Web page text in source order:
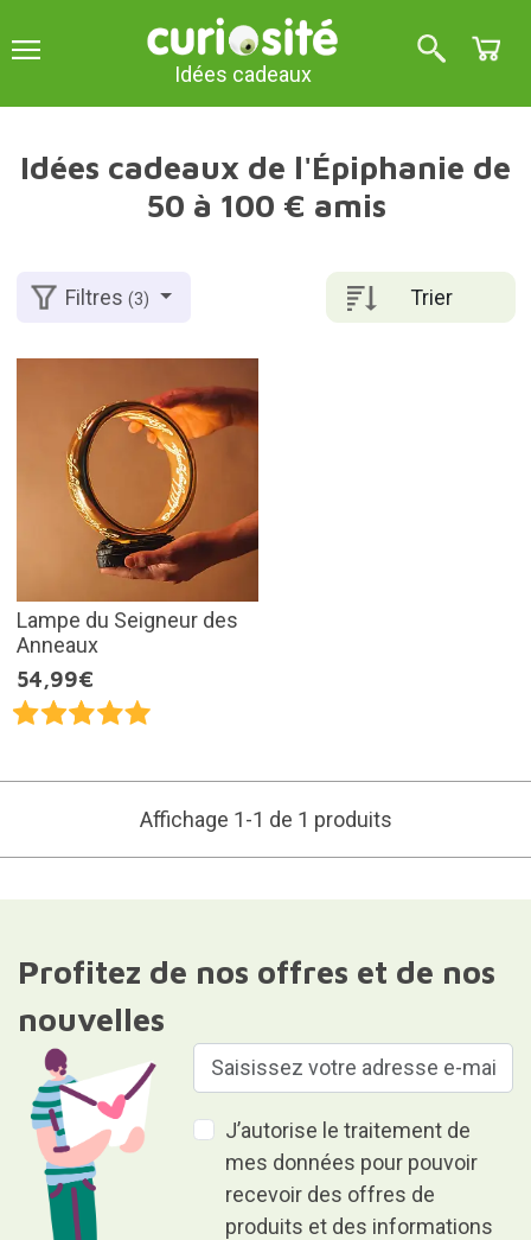
Idées cadeaux
Idées cadeaux de l'Épiphanie de
50 à 100 € amis
Trier
Filtres(3)
Lampe du Seigneur des
Anneaux
54,99€
Affichage 1-1 de 1 produits
Profitez de nos offres et de nos
nouvelles
J’autorise le traitement de
mes données pour pouvoir
recevoir des offres de
produits et des informations